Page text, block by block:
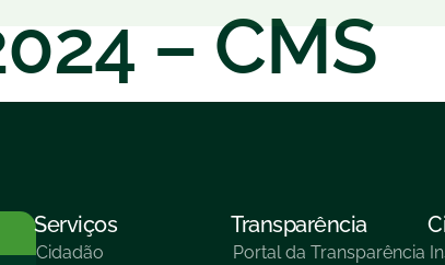
– CMS
Serviços
Cidadão
Transparência
Portal da Transparência